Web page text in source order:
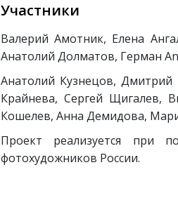
Участники
Валерий Амотник, Елена
Анатолий Долматов, Герман
Анатолий Кузнецов,
Крайнева, Сергей Щигалев,
Кошелев, Анна Демидова,
Проект реализуется при
фотохудожников России.